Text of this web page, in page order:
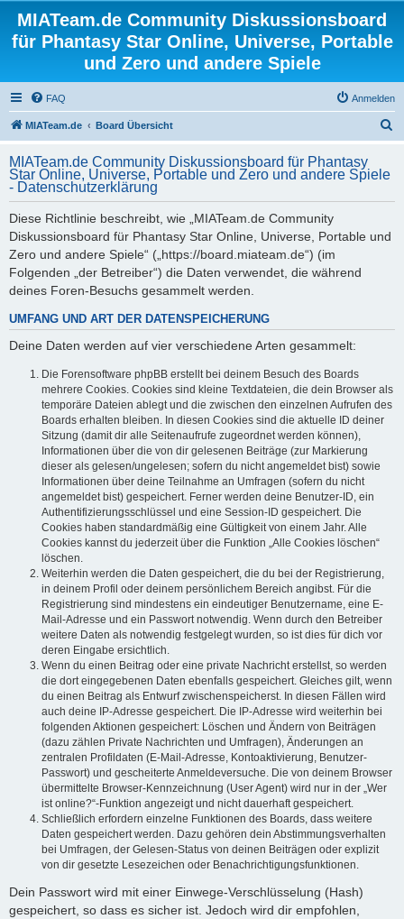
MIATeam.de Community Diskussionsboard
für Phantasy Star Online, Universe, Portable
und Zero und andere Spiele
FAQ Anmelden
MIATeam.de Board Übersicht
MIATeam.de Community Diskussionsboard für Phantasy
Star Online, Universe, Portable und Zero und andere Spiele
- Datenschutzerklärung
Diese Richtlinie beschreibt, wie „MIATeam.de Community
Diskussionsboard für Phantasy Star Online, Universe, Portable und
Zero und andere Spiele“ („https://board.miateam.de“) (im
Folgenden „der Betreiber“) die Daten verwendet, die während
deines Foren-Besuchs gesammelt werden.
UMFANG UND ART DER DATENSPEICHERUNG
Deine Daten werden auf vier verschiedene Arten gesammelt:
Die Forensoftware phpBB erstellt bei deinem Besuch des Boards
mehrere Cookies. Cookies sind kleine Textdateien, die dein Browser als
temporäre Dateien ablegt und die zwischen den einzelnen Aufrufen des
Boards erhalten bleiben. In diesen Cookies sind die aktuelle ID deiner
Sitzung (damit dir alle Seitenaufrufe zugeordnet werden können),
Informationen über die von dir gelesenen Beiträge (zur Markierung
dieser als gelesen/ungelesen; sofern du nicht angemeldet bist) sowie
Informationen über deine Teilnahme an Umfragen (sofern du nicht
angemeldet bist) gespeichert. Ferner werden deine Benutzer-ID, ein
Authentifizierungsschlüssel und eine Session-ID gespeichert. Die
Cookies haben standardmäßig eine Gültigkeit von einem Jahr. Alle
Cookies kannst du jederzeit über die Funktion „Alle Cookies löschen“
löschen.
Weiterhin werden die Daten gespeichert, die du bei der Registrierung,
in deinem Profil oder deinem persönlichem Bereich angibst. Für die
Registrierung sind mindestens ein eindeutiger Benutzername, eine E-
Mail-Adresse und ein Passwort notwendig. Wenn durch den Betreiber
weitere Daten als notwendig festgelegt wurden, so ist dies für dich vor
deren Eingabe ersichtlich.
Wenn du einen Beitrag oder eine private Nachricht erstellst, so werden
die dort eingegebenen Daten ebenfalls gespeichert. Gleiches gilt, wenn
du einen Beitrag als Entwurf zwischenspeicherst. In diesen Fällen wird
auch deine IP-Adresse gespeichert. Die IP-Adresse wird weiterhin bei
folgenden Aktionen gespeichert: Löschen und Ändern von Beiträgen
(dazu zählen Private Nachrichten und Umfragen), Änderungen an
zentralen Profildaten (E-Mail-Adresse, Kontoaktivierung, Benutzer-
Passwort) und gescheiterte Anmeldeversuche. Die von deinem Browser
übermittelte Browser-Kennzeichnung (User Agent) wird nur in der „Wer
ist online?“-Funktion angezeigt und nicht dauerhaft gespeichert.
Schließlich erfordern einzelne Funktionen des Boards, dass weitere
Daten gespeichert werden. Dazu gehören dein Abstimmungsverhalten
bei Umfragen, der Gelesen-Status von deinen Beiträgen oder explizit
von dir gesetzte Lesezeichen oder Benachrichtigungsfunktionen.
Dein Passwort wird mit einer Einwege-Verschlüsselung (Hash)
gespeichert, so dass es sicher ist. Jedoch wird dir empfohlen,